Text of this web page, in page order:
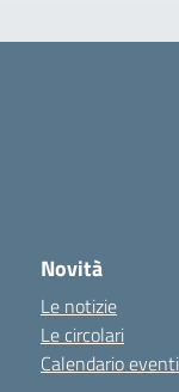
Novità
Le notizie
Le circolari
Calendario eventi